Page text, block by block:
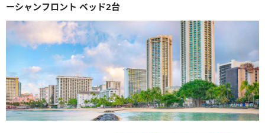
ーシャンフロント ベッド2台